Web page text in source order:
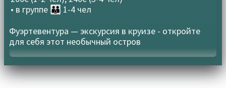
• в группе 👪 1-4 чел
Фуэртевентура — экскурсия в круизе - откройте
для себя этот необычный остров